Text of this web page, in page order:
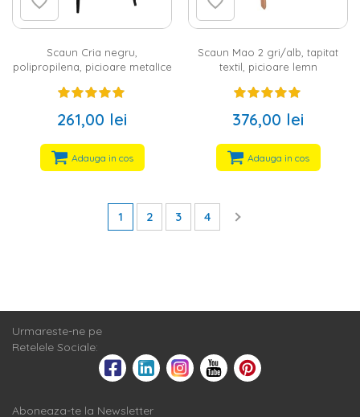
Scaun Cria negru,
polipropilena, picioare metalIce
261,00 lei
Adauga in cos
Scaun Mao 2 gri/alb, tapitat
textil, picioare lemn
376,00 lei
Adauga in cos
1 2 3 4
Urmareste-ne pe
Retelele Sociale:
Aboneaza-te la Newsletter